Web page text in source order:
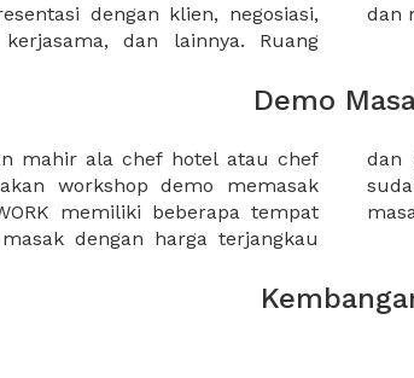
dengan klien, negosiasi,
dan lainnya. Ruang
dan
Demo
mahir ala chef hotel atau chef
workshop demo memasak
memiliki beberapa tempat
dengan harga terjangkau
itu tempat-tempat berikut ini
acara kegiatan demo